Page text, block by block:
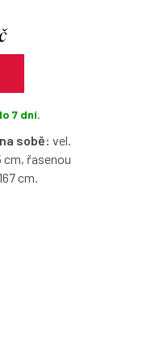
7 dní.
sobě:vel.
cm, řasenou
cm.